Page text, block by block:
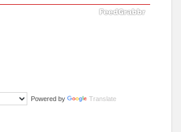
aparecido en la calle hace menos de un mes,
Powered by Translate